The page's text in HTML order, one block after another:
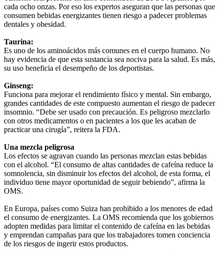
cada ocho onzas. Por eso los expertos aseguran que las personas que
consumen bebidas energizantes tienen riesgo a padecer problemas
dentales y obesidad.
Taurina:
Es uno de los aminoácidos más comunes en el cuerpo humano. No
hay evidencia de que esta sustancia sea nociva para la salud. Es más,
su uso beneficia el desempeño de los deportistas.
Ginseng:
Funciona para mejorar el rendimiento físico y mental. Sin embargo,
grandes cantidades de este compuesto aumentan el riesgo de padecer
insomnio. “Debe ser usado con precaución. Es peligroso mezclarlo
con otros medicamentos o en pacientes a los que les acaban de
practicar una cirugía”, reitera la FDA.
Una mezcla peligrosa
Los efectos se agravan cuando las personas mezclan estas bebidas
con el alcohol. “El consumo de altas cantidades de cafeína reduce la
somnolencia, sin disminuir los efectos del alcohol, de esta forma, el
individuo tiene mayor oportunidad de seguir bebiendo”, afirma la
OMS.
En Europa, países como Suiza han prohibido a los menores de edad
el consumo de energizantes. La OMS recomienda que los gobiernos
adopten medidas para limitar el contenido de cafeína en las bebidas
y emprendan campañas para que los trabajadores tomen conciencia
de los riesgos de ingerir estos productos.